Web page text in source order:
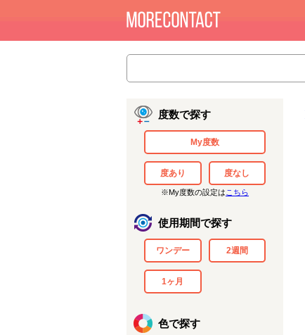
度数で探す
My度数
度あり 度なし
※My度数の設定は こちら
使用期間で探す
ワンデー 2週間
1ヶ月
色で探す